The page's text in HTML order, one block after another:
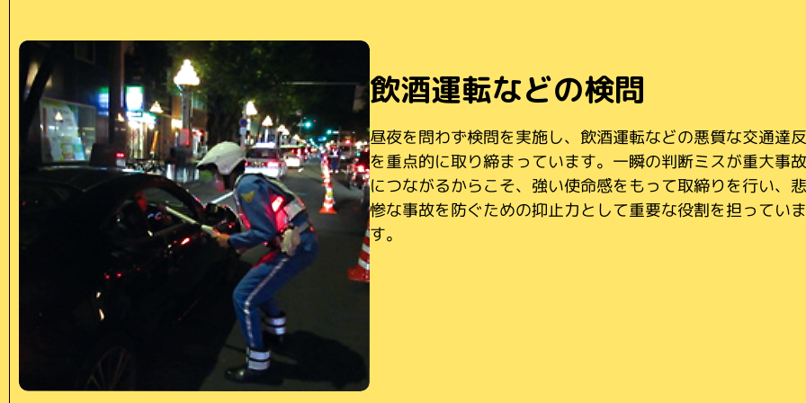
交通安全教育・啓発活動
こどもから高齢者まで、幅広い年齢層に向けた交通安全教室
や啓発活動を行っています。生活環境や行動特性に応じた内
容で、正しい交通ルールや安全な交通行動を分かりやすく伝
え、一人ひとりの安全意識を高めることで交通事故の未然防
止につなげています。
飲酒運転などの検問
昼夜を問わず検問を実施し、飲酒運転などの悪質な交通達反
を重点的に取り締まっています。一瞬の判断ミスが重大事故
につながるからこそ、強い使命感をもって取締りを行い、悲
惨な事故を防ぐための抑止力として重要な役割を担っていま
す。
事故原因の究明
～実況見分～
交通事故が発生した際は、現場で綿密な実況見分を行い、事
故当時の状況や原因を詳しく調べます。客観的な証拠を一つ
ひとつ積み重ねることで、事故原因を究明し、適正かつ緻密
な交通事故事件捜査を推進しています。
交通規制の実施
交通事故を抑止するためには、安全かつ円滑な道路交通環境
を構築することが不可欠です。交通部では、交通事故の発生
状況や交通流等の交通実態を把握し、必要な交通規制を実施
することで、交通事故の起こりにくい道路交通環境づくりに
努めています。
運転免許業務
各種運転免許の試験や講習、運転免許証の交付、更新業務な
どを行っています。
また、交通違反などを起こした運転者に対して免許の取消し
や停止処分を行うなど、将来における道路交通の安全確保に
努めています。
高速道路における安全の確保
愛知県内には、東名・名神をはじめとした多くの高速道路が
あります。高速道路では、一瞬の不注意が重大事故につなが
るおそれがあるため、速度超過や運転中の携帯電話使用をは
じめとした交通違反の取締りを行うとともに、高速道路で発
生した交通事故の捜査を行っています。